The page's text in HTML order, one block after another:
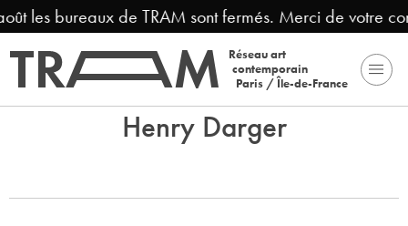
les bureaux de TRAM sont fermés. Merci de votre
Réseau art
contemporain
Paris / Île-de-France
Henry Darger